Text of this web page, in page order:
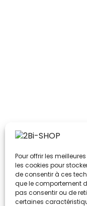
Pour offrir les
les cookies pour
de consentir à ces
que le comportement
pas consentir ou de
certaines